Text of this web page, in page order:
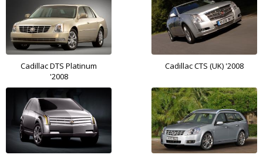
Cadillac DTS Platinum
'2008
Cadillac CTS (UK) '2008